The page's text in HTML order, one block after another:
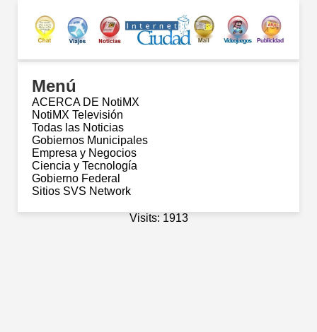
Menú
ACERCA DE NotiMX
NotiMX Televisión
Todas las Noticias
Gobiernos Municipales
Empresa y Negocios
Ciencia y Tecnología
Gobierno Federal
Sitios SVS Network
Visits: 1913